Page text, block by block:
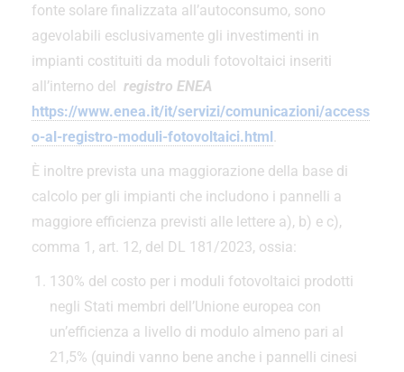
fonte solare finalizzata all’autoconsumo, sono
agevolabili esclusivamente gli investimenti in
impianti costituiti da moduli fotovoltaici inseriti
all’interno del registro ENEA
https://www.enea.it/it/servizi/comunicazioni/access
o-al-registro-moduli-fotovoltaici.html.
È inoltre prevista una maggiorazione della base di
calcolo per gli impianti che includono i pannelli a
maggiore efficienza previsti alle lettere a), b) e c),
comma 1, art. 12, del DL 181/2023, ossia:
130% del costo per i moduli fotovoltaici prodotti
negli Stati membri dell’Unione europea con
un’efficienza a livello di modulo almeno pari al
21,5% (quindi vanno bene anche i pannelli cinesi